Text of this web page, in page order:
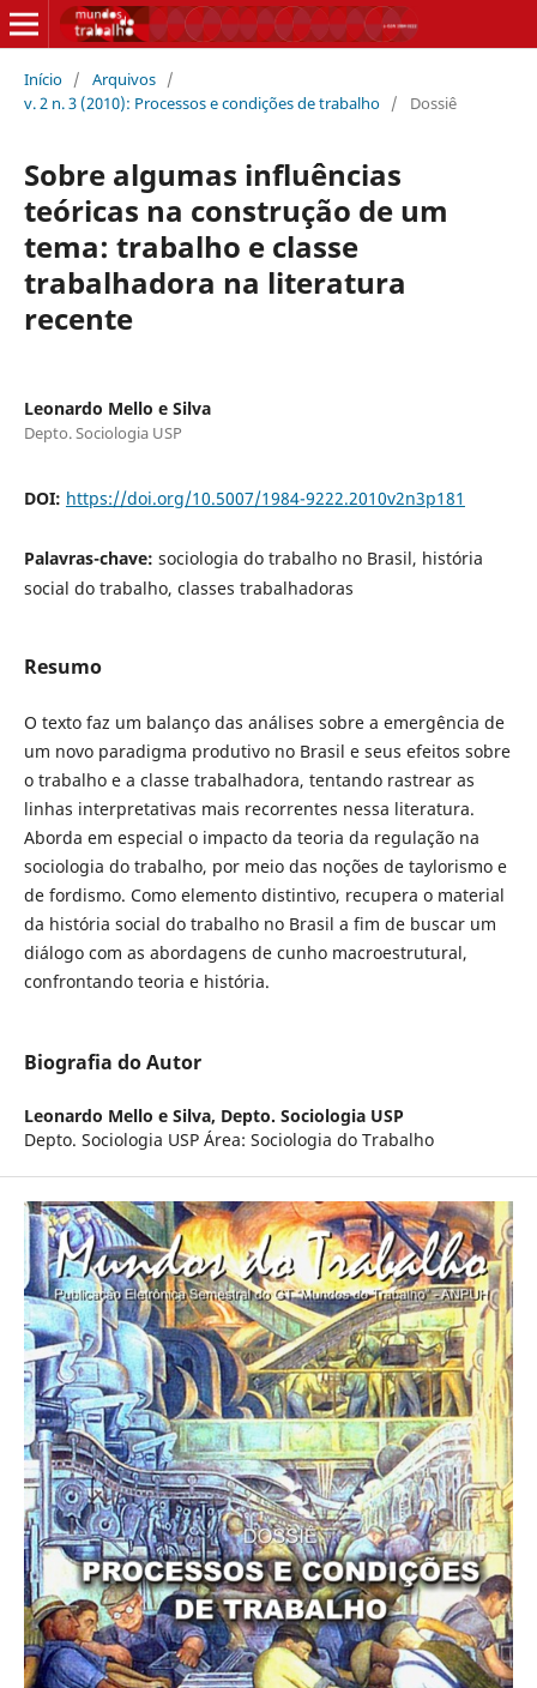
Início / Arquivos /
v. 2 n. 3 (2010): Processos e condições de trabalho / Dossiê
Sobre algumas influências
teóricas na construção de um
tema: trabalho e classe
trabalhadora na literatura
recente
Leonardo Mello e Silva
Depto. Sociologia USP
DOI: https://doi.org/10.5007/1984-9222.2010v2n3p181
Palavras-chave: sociologia do trabalho no Brasil, história
social do trabalho, classes trabalhadoras
Resumo
O texto faz um balanço das análises sobre a emergência de
um novo paradigma produtivo no Brasil e seus efeitos sobre
o trabalho e a classe trabalhadora, tentando rastrear as
linhas interpretativas mais recorrentes nessa literatura.
Aborda em especial o impacto da teoria da regulação na
sociologia do trabalho, por meio das noções de taylorismo e
de fordismo. Como elemento distintivo, recupera o material
da história social do trabalho no Brasil a fim de buscar um
diálogo com as abordagens de cunho macroestrutural,
confrontando teoria e história.
Biografia do Autor
Leonardo Mello e Silva, Depto. Sociologia USP
Depto. Sociologia USP Área: Sociologia do Trabalho